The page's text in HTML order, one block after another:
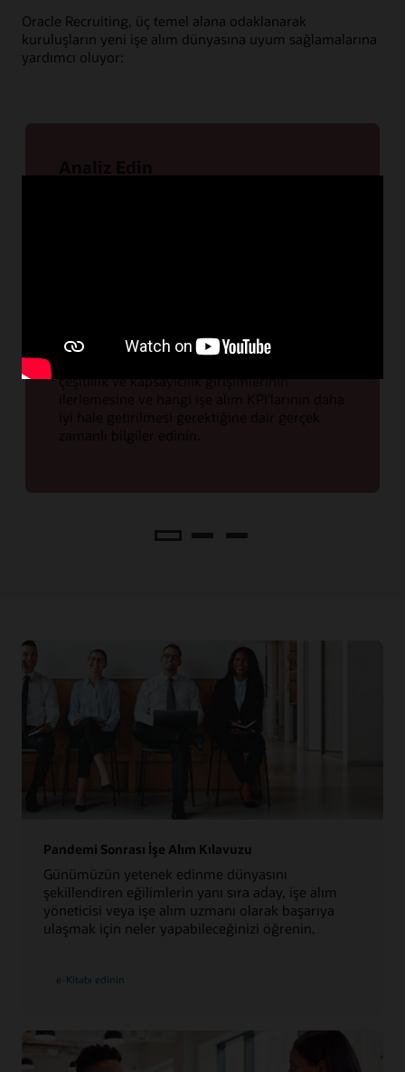
Oracle Recruiting, üç temel alana odaklanarak
kuruluşların yeni işe alım dünyasına uyum sağlamalarına
yardımcı oluyor:
çok önemlidir. İhtiyaç duyulan çalışan
çeşitlilik ve kapsayıcılık girişimlerinin
Pandemi Sonrası İşe Alım Kılavuzu
Günümüzün yetenek edinme dünyasını
şekillendiren eğilimlerin yanı sıra aday, işe alım
yöneticisi veya işe alım uzmanı olarak başarıya
ulaşmak için neler yapabileceğinizi öğrenin.
e-Kitabı edinin